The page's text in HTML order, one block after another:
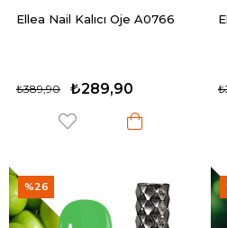
Ellea Nail Kalıcı Oje A0766
₺289,90
₺389,90
%26